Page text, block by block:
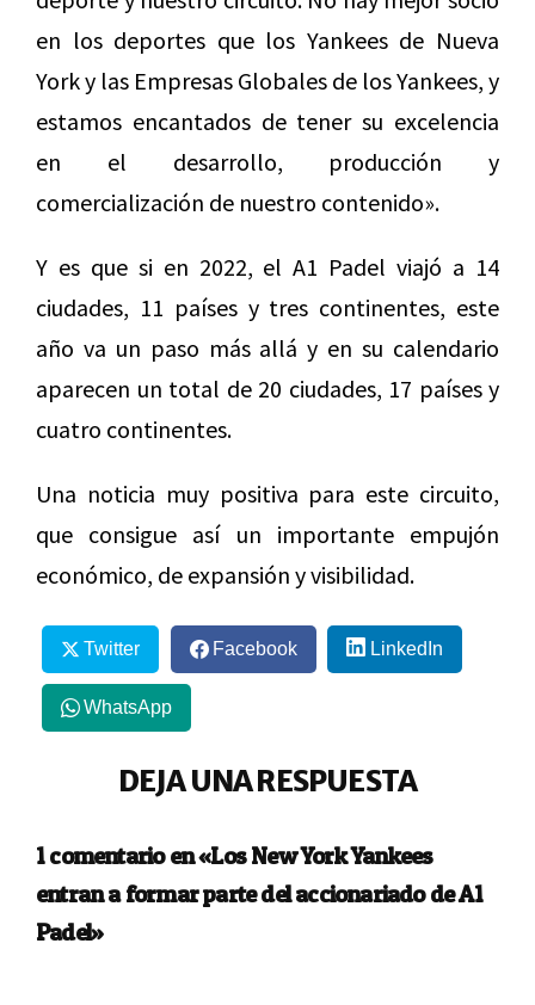
en los deportes que los Yankees de Nueva
York y las Empresas Globales de los Yankees, y
estamos encantados de tener su excelencia
en el desarrollo, producción y
comercialización de nuestro contenido».
Y es que si en 2022, el A1 Padel viajó a 14
ciudades, 11 países y tres continentes, este
año va un paso más allá y en su calendario
aparecen un total de 20 ciudades, 17 países y
cuatro continentes.
Una noticia muy positiva para este circuito,
que consigue así un importante empujón
económico, de expansión y visibilidad.
Twitter Facebook LinkedIn
WhatsApp
DEJA UNA RESPUESTA
1 comentario en «Los New York Yankees
entran a formar parte del accionariado de A1
Padel»